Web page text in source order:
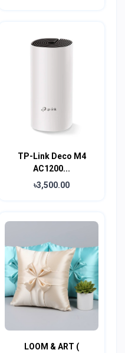
TP-Link Deco M4
AC1200...
৳3,500.00
LOOM & ART (